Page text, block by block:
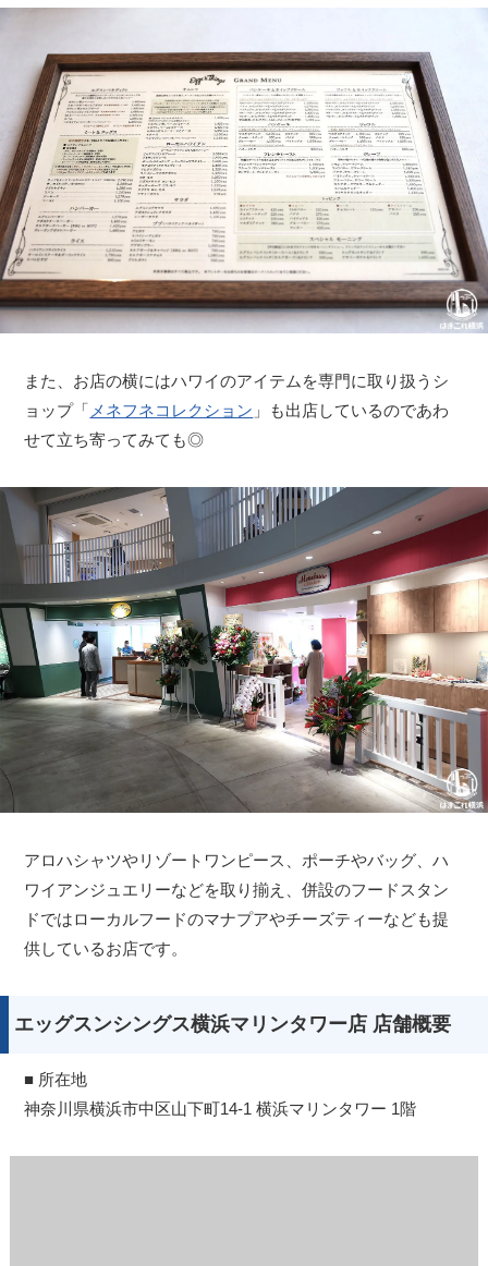
また、お店の横にはハワイのアイテムを専門に取り扱うシ
ョップ「 メネフネコレクション 」も出店しているのであわ
せて立ち寄ってみても◎
アロハシャツやリゾートワンピース、ポーチやバッグ、ハ
ワイアンジュエリーなどを取り揃え、併設のフードスタン
ドではローカルフードのマナプアやチーズティーなども提
供しているお店です。
エッグスンシングス横浜マリンタワー店 店舗概要
■ 所在地
神奈川県横浜市中区山下町14-1 横浜マリンタワー 1階